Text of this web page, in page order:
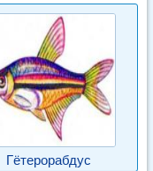
Гётерорабдус